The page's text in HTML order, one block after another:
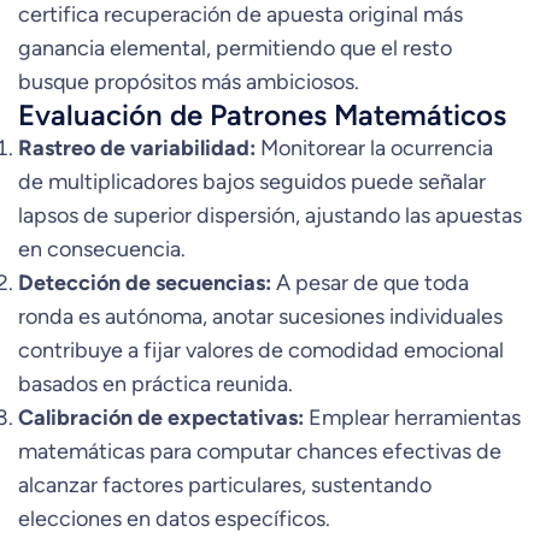
certifica recuperación de apuesta original más
ganancia elemental, permitiendo que el resto
busque propósitos más ambiciosos.
Evaluación de Patrones Matemáticos
Rastreo de variabilidad: Monitorear la ocurrencia
de multiplicadores bajos seguidos puede señalar
lapsos de superior dispersión, ajustando las apuestas
en consecuencia.
Detección de secuencias: A pesar de que toda
ronda es autónoma, anotar sucesiones individuales
contribuye a fijar valores de comodidad emocional
basados en práctica reunida.
Calibración de expectativas: Emplear herramientas
matemáticas para computar chances efectivas de
alcanzar factores particulares, sustentando
elecciones en datos específicos.